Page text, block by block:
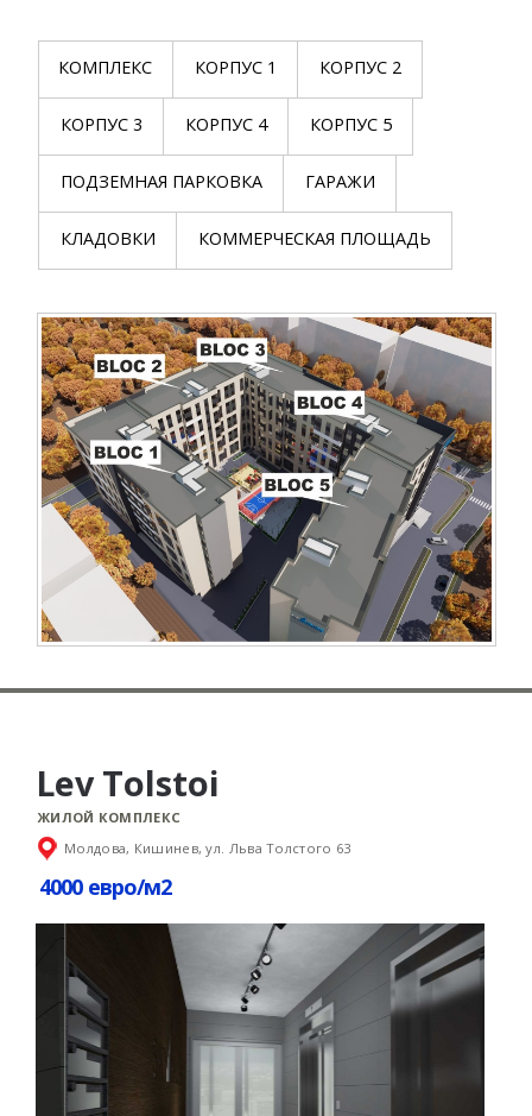
КОМПЛЕКС КОРПУС 1 КОРПУС 2
КОРПУС 3 КОРПУС 4 КОРПУС 5
ПОДЗЕМНАЯ ПАРКОВКА ГАРАЖИ
КЛАДОВКИ КОММЕРЧЕСКАЯ ПЛОЩАДЬ
Lev Tolstoi
ЖИЛОЙ КОМПЛЕКС
Молдова, Кишинев, ул. Льва Толстого 63
4000 евро/м2